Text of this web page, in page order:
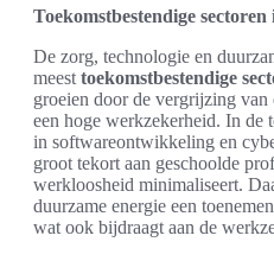
Toekomstbestendige
De zorg, technologie en
meest toekomstbestendige
groeien door de vergrijzing
een hoge werkzekerheid. In de
in softwareontwikkeling en
groot tekort aan geschoolde
werkloosheid minimaliseert.
duurzame energie een
wat ook bijdraagt aan de